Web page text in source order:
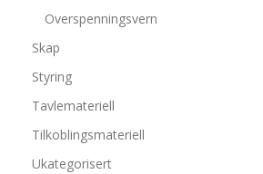
Overspenningsvern
Skap
Styring
Tavlemateriell
Tilkoblingsmateriell
Ukategorisert